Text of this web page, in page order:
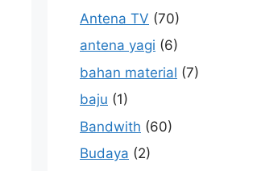
Antena TV (70)
antena yagi (6)
bahan material (7)
baju (1)
Bandwith (60)
Budaya (2)